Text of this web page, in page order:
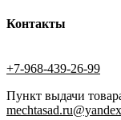
Контакты
+7-968-439-26-99
Пункт выдачи